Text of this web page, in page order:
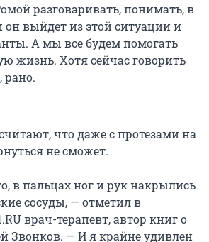
разговаривать, понимать, в
он выйдет из этой ситуации и
А мы все будем помогать
жизнь. Хотя сейчас говорить
рано.
что даже с протезами на
не сможет.
в пальцах ног и рук накрылись
сосуды, — отметил в
врач-терапевт, автор книг о
Звонков. — И я крайне удивлен